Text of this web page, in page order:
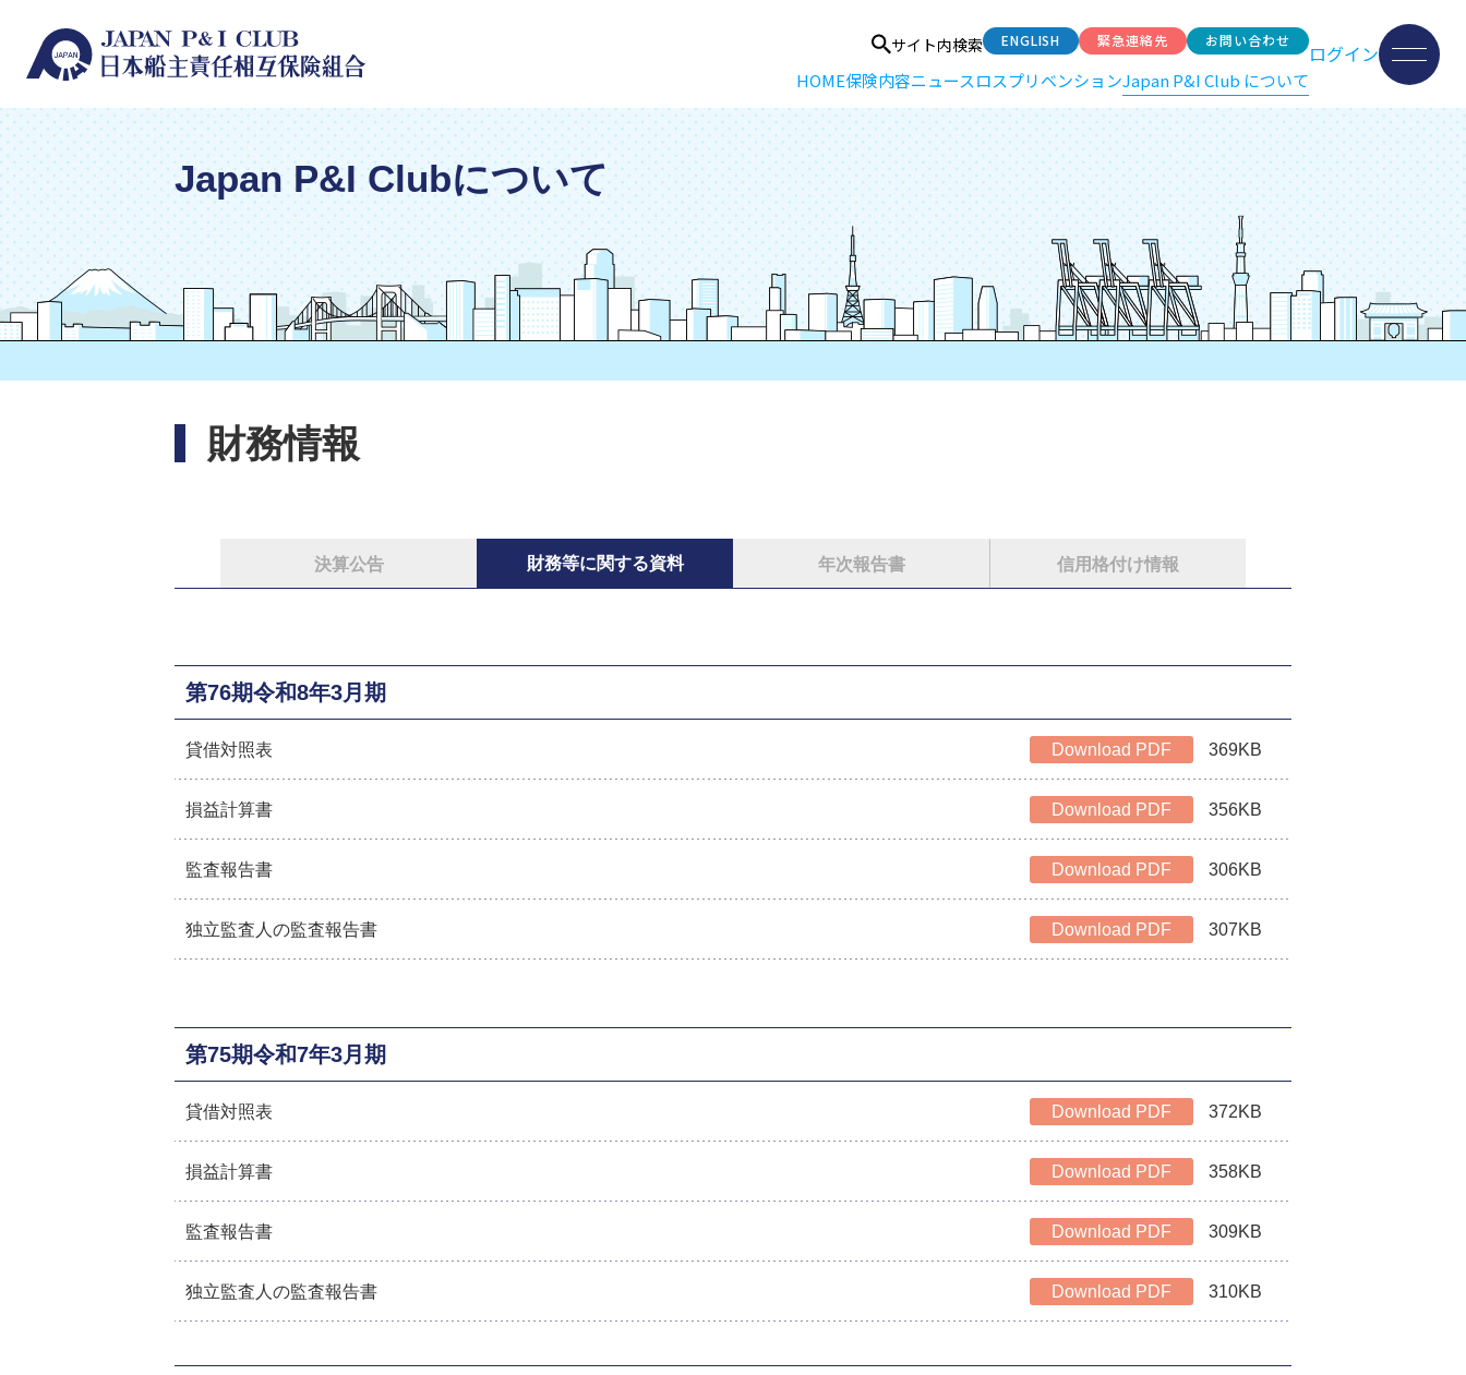
サイト内検索 ENGLISH 緊急連絡先 お問い合わせ
HOME保険内容ニュースロスプリベンションJapan P&I Club について
ログイン
Japan P&I Clubについて
財務情報
決算公告 財務等に関する資料 年次報告書 信用格付け情報
第76期令和8年3月期
貸借対照表 Download PDF 369KB
損益計算書 Download PDF 356KB
監査報告書 Download PDF 306KB
独立監査人の監査報告書 Download PDF 307KB
第75期令和7年3月期
貸借対照表 Download PDF 372KB
損益計算書 Download PDF 358KB
監査報告書 Download PDF 309KB
独立監査人の監査報告書 Download PDF 310KB